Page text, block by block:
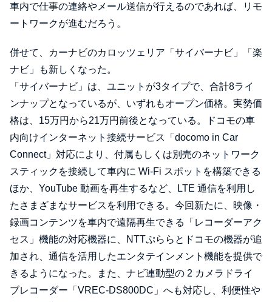
車内で仕事の連絡やメール送信が行えるのであれば、リモ
ートワークが進むだろう。
併せて、カーナビのカロッツェリア「サイバーナビ」「楽
ナビ」も新しくなった。
「サイバーナビ」は、ユニットが3タイプで、合計8ライ
ンナップとなっているが、いずれもオープン価格。実勢価
格は、15万円から21万円前後となっている。ドコモの車
内向けインターネット接続サービス「docomo in Car
Connect」対応により、付属もしくは別売のネットワーク
スティックを接続して車内に Wi-Fi スポットを構築できる
ほか、YouTube 動画を再生するなど、LTE 通信を利用し
たさまざまなサービスを利用できる。今回新たに、映像・
録画コンテンツを車内で遠隔再生できる「レコーダーアク
セス」機能の対応機器に、NTTぷららとドコモの機器が追
加され、通信を活用したエンタテインメント機能を提供で
きるようになった。また、ナビ連動型の 2 カメラドライ
ブレコーダー「VREC-DS800DC」へも対応し、利便性や